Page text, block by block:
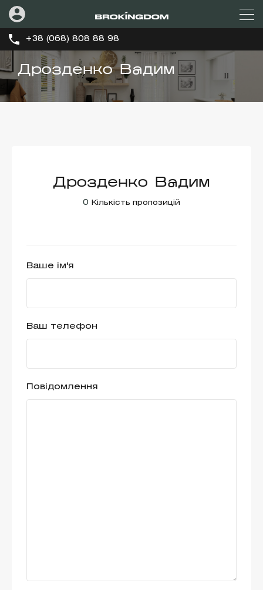
+38 (068) 808 88 98
Дрозденко Вадим
Дрозденко Вадим
0 Кількість пропозицій
Ваше ім'я
Ваш телефон
Повідомлення